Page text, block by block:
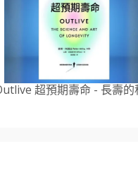
超預期壽命 - 長壽的